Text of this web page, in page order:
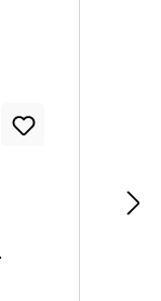
von 5 Sternen